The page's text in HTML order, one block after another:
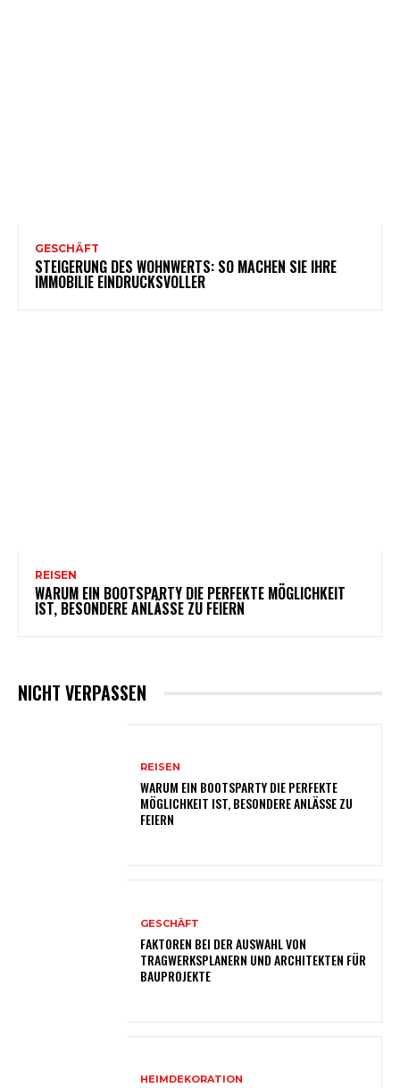
GESCHÄFT
STEIGERUNG DES WOHNWERTS: SO MACHEN SIE IHRE
IMMOBILIE EINDRUCKSVOLLER
REISEN
WARUM EIN BOOTSPARTY DIE PERFEKTE MÖGLICHKEIT
IST, BESONDERE ANLÄSSE ZU FEIERN
NICHT VERPASSEN
REISEN
WARUM EIN BOOTSPARTY DIE PERFEKTE
MÖGLICHKEIT IST, BESONDERE ANLÄSSE ZU
FEIERN
GESCHÄFT
FAKTOREN BEI DER AUSWAHL VON
TRAGWERKSPLANERN UND ARCHITEKTEN FÜR
BAUPROJEKTE
HEIMDEKORATION